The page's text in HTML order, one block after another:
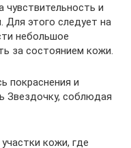
чувствительность и
Для этого следует на
небольшое
за состоянием кожи.
покраснения и
Звездочку, соблюдая
кожи, где